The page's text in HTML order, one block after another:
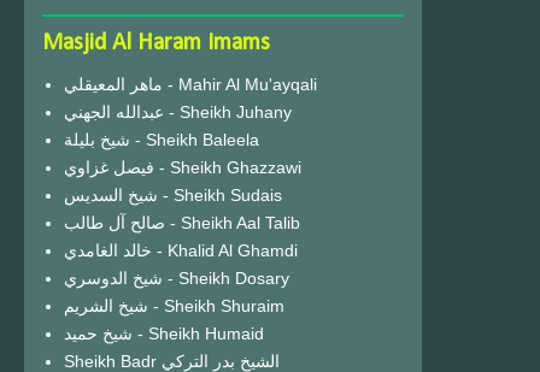
Masjid Al Haram Imams
ماهر المعيقلي - Mahir Al Mu'ayqali
عبدالله الجهني - Sheikh Juhany
شيخ بليلة - Sheikh Baleela
فيصل غزاوي - Sheikh Ghazzawi
شيخ السديس - Sheikh Sudais
صالح آل طالب - Sheikh Aal Talib
خالد الغامدي - Khalid Al Ghamdi
شيخ الدوسري - Sheikh Dosary
شيخ الشريم - Sheikh Shuraim
شيخ حميد - Sheikh Humaid
Sheikh Badr الشيخ بدر التركي